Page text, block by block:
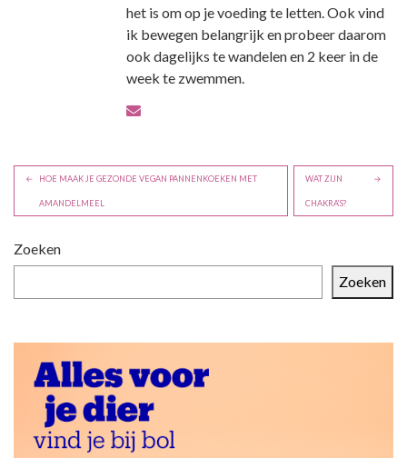
het is om op je voeding te letten. Ook vind
ik bewegen belangrijk en probeer daarom
ook dagelijks te wandelen en 2 keer in de
week te zwemmen.
B
i
h
HOE MAAK JE GEZONDE VEGAN PANNENKOEKEN MET
AMANDELMEEL
WAT ZIJN
CHAKRA’S?
Zoeken
Zoeken